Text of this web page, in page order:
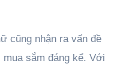
cũng nhận ra vấn đề
sắm đáng kể. Với